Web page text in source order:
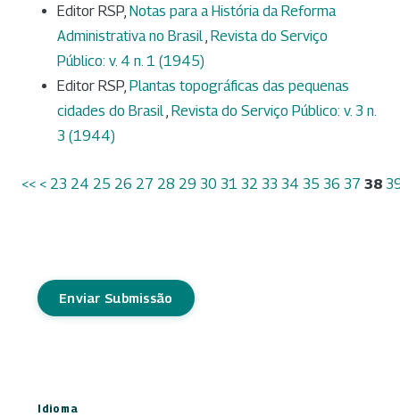
Editor RSP, Notas para a História da Reforma
Administrativa no Brasil, Revista do Serviço
Público: v. 4 n. 1 (1945)
Editor RSP, Plantas topográficas das pequenas
cidades do Brasil, Revista do Serviço Público: v. 3 n.
3 (1944)
<< < 23 24 25 26 27 28 29 30 31 32 33 34 35 36 37 38
Enviar Submissão
Idioma